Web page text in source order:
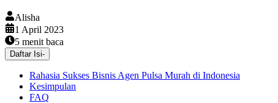
Alisha
1 April 2023
5 menit baca
Daftar Isi-
Rahasia Sukses Bisnis Agen Pulsa Murah di Indonesia
Kesimpulan
FAQ